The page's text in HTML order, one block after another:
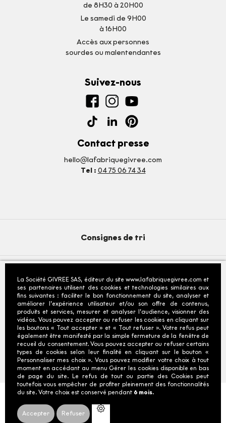
La Société GIVREE SAS, éditeur du site www.lafabriquegivree.com et
ses partenaires utilisent des cookies et technologies similaires aux
fins suivantes : faciliter le bon fonctionnement du site, analyser et
améliorer l’expérience utilisateur et/ou son offre de contenus,
produits et services, mesurer et analyser l’audience, visionner des
vidéos. Vous pouvez accepter ou refuser les cookies en cliquant sur
les boutons « Tout accepter » et « Tout refuser ». Votre refus peut
également être manifesté par la simple fermeture de la fenêtre de
recueil du consentement. Vous pouvez accepter ou refuser certains
types de cookies selon leur finalité en cliquant sur le bouton «
Personnaliser mes choix ». Vous pouvez modifier votre choix à tout
moment en accédant au menu Gérer les cookies disponible en bas
de page du site. Le refus de tout ou partie des Cookies peut
toutefois vous empêcher de profiter pleinement des fonctionnalités
du site. Votre choix est conservé pendant 6 mois.
Accepter Refuser
de 8H30 à 20H00
Le samedi de 9H00
à 16H00
Accès aux personnes
sourdes ou malentendantes
Suivez-nous
Contact presse
hello@lafabriquegivree.com
Tel : 04 75 06 74 34
Consignes de tri
© 2026 - La Fabrique Givrée- Tous droits reservés
Fiche produit relative aux qualités ou caractéristiques
environnementales
*Depuis la France : prix d'un appel local : tarifs selon
opérateurs.
FRUITS ET LÉGUMES PAR JOUR.